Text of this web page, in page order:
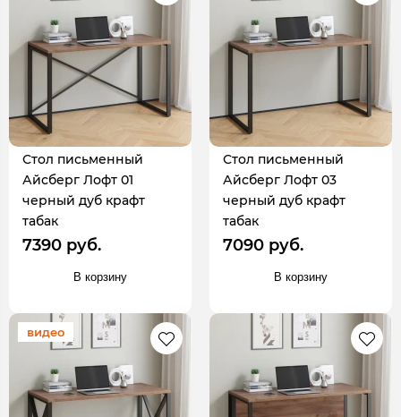
Стол письменный
Айсберг Лофт 01
черный дуб крафт
табак
7390 руб.
В корзину
Стол письменный
Айсберг Лофт 03
черный дуб крафт
табак
7090 руб.
В корзину
видео